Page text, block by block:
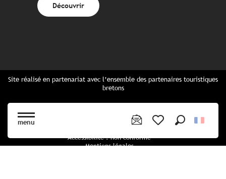
menu
Découvrir
Site réalisé en partenariat avec l’ensemble des partenaires touristiques
bretons
Cartes Bretagne & brochures
Accessibilité : non conforme
Mentions légales